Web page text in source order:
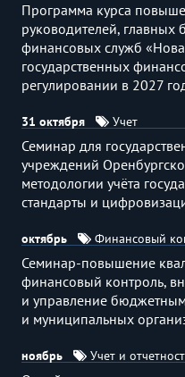
Программа курса
руководителей, главных
финансовых служб
государственных
регулировании в 2027
31 октября Учет
Семинар для
учреждений
методологии учёта
стандарты и
октябрь Финансовый
Семинар-повышение
финансовый контроль,
и управление
и муниципальных
ноябрь Учет и